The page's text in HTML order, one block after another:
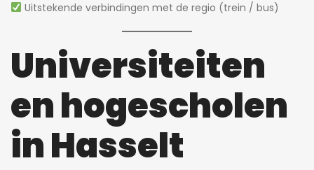
Uitstekende verbindingen met de regio (trein / bus)
Universiteiten
en hogescholen
in Hasselt